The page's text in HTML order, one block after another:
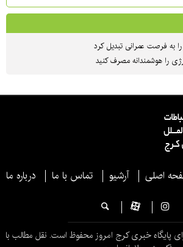
به فرصت عمرانی تبدیل کرد
را هوشمندانه مصرف کنید
اصلی آرشیو تماس با ما درباره ما
پایگاه خبری کرج امروز محفوظ است. نقل مطالب با